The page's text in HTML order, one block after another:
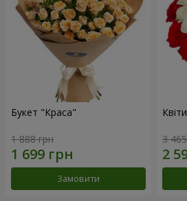
Букет "Краса"
1 888 грн
Замовити
3